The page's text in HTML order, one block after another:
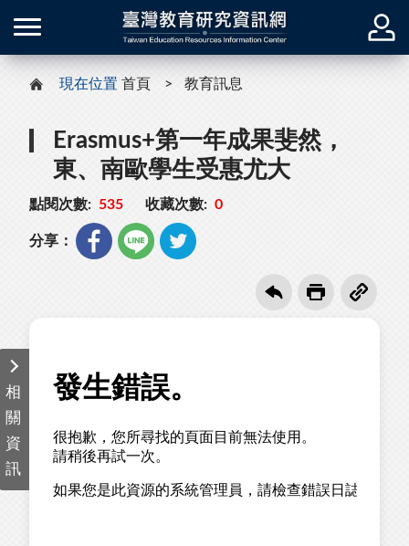
現在位置 首頁 教育訊息
Erasmus+第一年成果斐然，
東、南歐學生受惠尤大
點閱次數: 535 收藏次數: 0
分享：
相
關
資
訊